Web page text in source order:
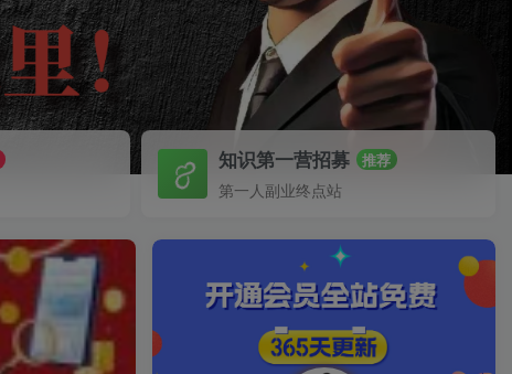
知识第一营招募 推荐
第一人副业终点站